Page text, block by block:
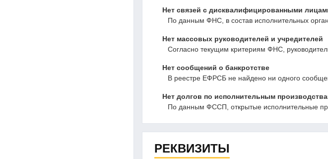
Нет связей с дисквалифицированными
По данным ФНС, в состав исполнительных
Нет массовых руководителей и учредителей
Согласно текущим критериям ФНС,
Нет сообщений о банкротстве
В реестре ЕФРСБ не найдено ни одного
Нет долгов по исполнительным
По данным ФССП, открытые исполнительные
РЕКВИЗИТЫ